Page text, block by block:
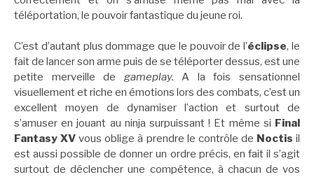
téléportation, le pouvoir fantastique du jeune roi.
C’est d’autant plus dommage que le pouvoir de l’éclipse, le
fait de lancer son arme puis de se téléporter dessus, est une
petite merveille de gameplay. A la fois sensationnel
visuellement et riche en émotions lors des combats, c’est un
excellent moyen de dynamiser l’action et surtout de
s’amuser en jouant au ninja surpuissant ! Et même si Final
Fantasy XV vous oblige à prendre le contrôle de Noctis il
est aussi possible de donner un ordre précis, en fait il s’agit
surtout de déclencher une compétence, à chacun de vos